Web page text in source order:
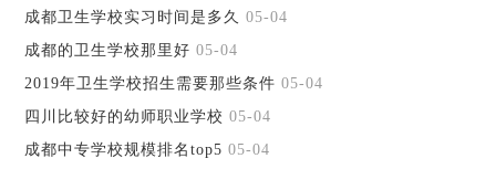
成都卫生学校实习时间是多久 05-04
成都的卫生学校那里好 05-04
2019年卫生学校招生需要那些条件 05-04
四川比较好的幼师职业学校 05-04
成都中专学校规模排名top5 05-04